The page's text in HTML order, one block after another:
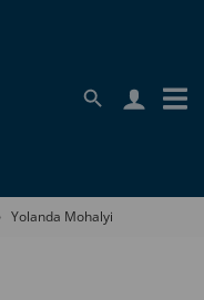
Yolanda Mohalyi